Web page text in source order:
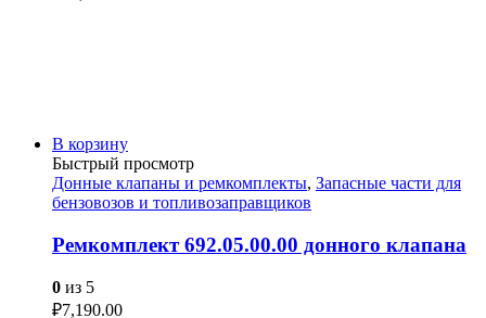
В корзину
Быстрый просмотр
Донные клапаны и ремкомплекты, Запасные части для
бензовозов и топливозаправщиков
Ремкомплект 692.05.00.00 донного клапана
0 из 5
₽7,190.00